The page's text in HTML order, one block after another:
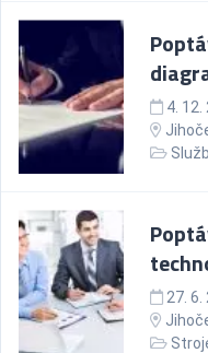
4. 12.
27. 6.